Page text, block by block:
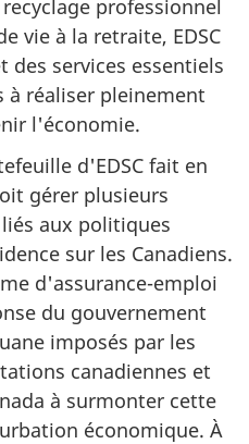
professionnel
vie à la retraite, EDSC
des services essentiels
à réaliser pleinement
l'économie.
d'EDSC fait en
gérer plusieurs
aux politiques
sur les Canadiens.
d'assurance-emploi
du gouvernement
imposés par les
canadiennes et
à surmonter cette
économique. À